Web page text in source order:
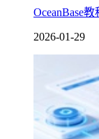
OceanBase
2026-01-29